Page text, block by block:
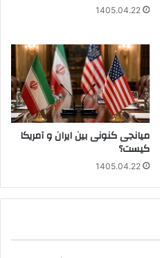
1405.04.22
میانجی کنونی بین ایران و آمریکا
کیست؟
1405.04.22